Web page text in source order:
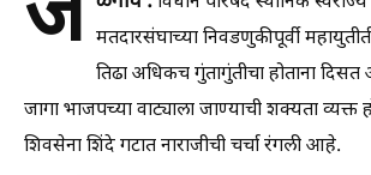
मतदारसंघाच्या निवडणुकीपूर्वी
तिढा अधिकच गुंतागुंतीचा होताना
जागा भाजपच्या वाट्याला जाण्याची शक्यता व्यक्त
शिवसेना शिंदे गटात नाराजीची चर्चा रंगली आहे.